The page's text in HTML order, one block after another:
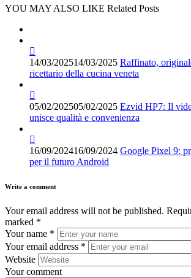
YOU MAY ALSO LIKE Related Posts
14/03/202514/03/2025 Raffinato,
ricettario della cucina veneta
05/02/202505/02/2025 Ezvid HP7: Il
unisce qualità e convenienza
16/09/202416/09/2024 Google Pixel 9:
per il futuro Android
Write a comment
Your email address will not be published.
marked *
Your name *
Your email address *
Website
Your comment